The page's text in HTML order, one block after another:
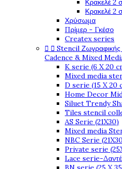
Κρακελέ 2
Κρακελέ 2
Χρύσωμα
Πρίμερ - Γκέσο
Createx series
  Stencil Ζωγραφικής
Cadence & Mixed
K serie (6 X 20
Mixed media
D serie (15 X 20
Home Decor
Siluet Trendy
Tiles stencil
AS Serie (21X30)
Mixed media
NBC Serie
Private serie
Lace serie-